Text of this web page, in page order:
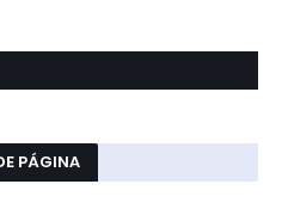
PÁGINA